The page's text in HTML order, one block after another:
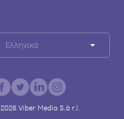
Ελληνικά
2026Viber Media S.à r.l.